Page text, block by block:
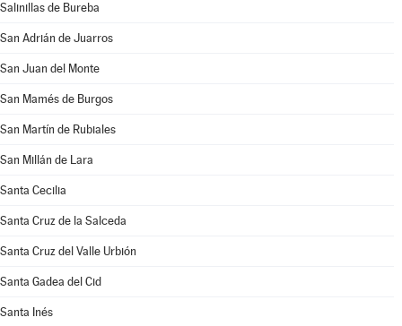
Salinillas de Bureba
San Adrián de Juarros
San Juan del Monte
San Mamés de Burgos
San Martín de Rubiales
San Millán de Lara
Santa Cecilia
Santa Cruz de la Salceda
Santa Cruz del Valle Urbión
Santa Gadea del Cid
Santa Inés